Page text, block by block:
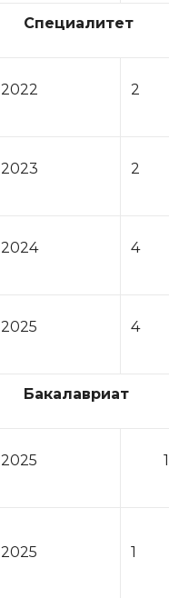
Специалитет
2022 2
2023 2
2024 4
2025 4
Бакалавриат
2025 1
2025 1